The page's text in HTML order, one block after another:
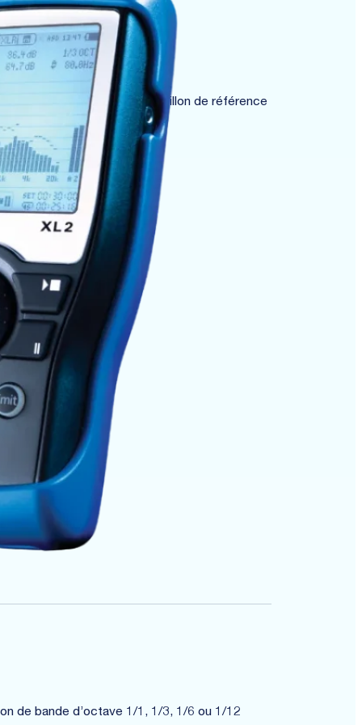
de tout appareil à un échantillon de référence
mise à l’échelle X linéaire.
de bande d’octave 1/1, 1/3, 1/6 ou 1/12